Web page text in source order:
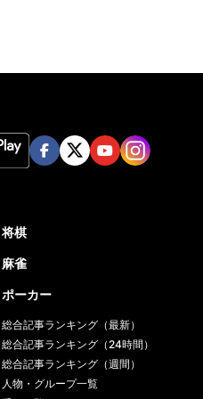
将棋
麻雀
ポーカー
総合記事ランキング（最新）
総合記事ランキング（24時間）
総合記事ランキング（週間）
人物・グループ一覧